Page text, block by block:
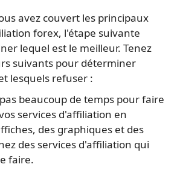
avez couvert les principaux
forex, l'étape suivante
lequel est le meilleur. Tenez
suivants pour déterminer
lesquels refuser :
beaucoup de temps pour faire
services d'affiliation en
des graphiques et des
des services d'affiliation qui
faire.